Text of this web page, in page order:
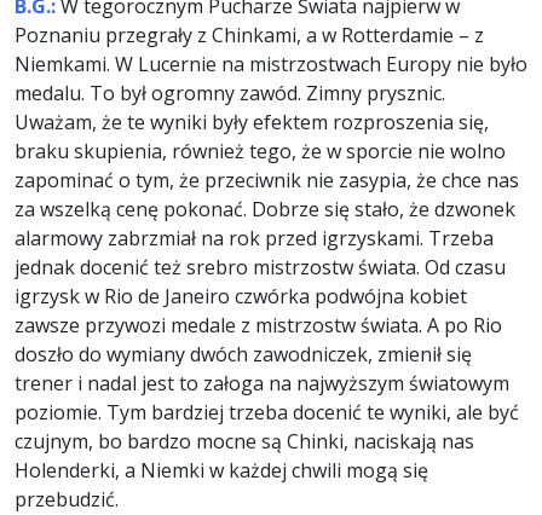
B.G.:W tegorocznym Pucharze Świata najpierw w
Poznaniu przegrały z Chinkami, a w Rotterdamie – z
Niemkami. W Lucernie na mistrzostwach Europy nie było
medalu. To był ogromny zawód. Zimny prysznic.
Uważam, że te wyniki były efektem rozproszenia się,
braku skupienia, również tego, że w sporcie nie wolno
zapominać o tym, że przeciwnik nie zasypia, że chce nas
za wszelką cenę pokonać. Dobrze się stało, że dzwonek
alarmowy zabrzmiał na rok przed igrzyskami. Trzeba
jednak docenić też srebro mistrzostw świata. Od czasu
igrzysk w Rio de Janeiro czwórka podwójna kobiet
zawsze przywozi medale z mistrzostw świata. A po Rio
doszło do wymiany dwóch zawodniczek, zmienił się
trener i nadal jest to załoga na najwyższym światowym
poziomie. Tym bardziej trzeba docenić te wyniki, ale być
czujnym, bo bardzo mocne są Chinki, naciskają nas
Holenderki, a Niemki w każdej chwili mogą się
przebudzić.